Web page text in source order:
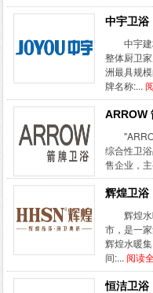
中宇卫浴
中宇
整体厨卫
洲最具规
牌名称:...
ARROW
综合性卫
售企业，
辉煌卫浴
辉煌
市，是一
辉煌水暖
间:... 阅读
恒洁卫浴